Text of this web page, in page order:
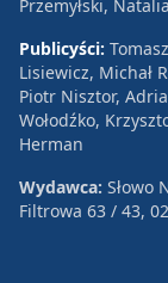
Przemyłski,
Publicyści:
Lisiewicz, Michał
Piotr Nisztor,
Wołodźko,
Herman
Wydawca: Słowo
Filtrowa 63 / 43,